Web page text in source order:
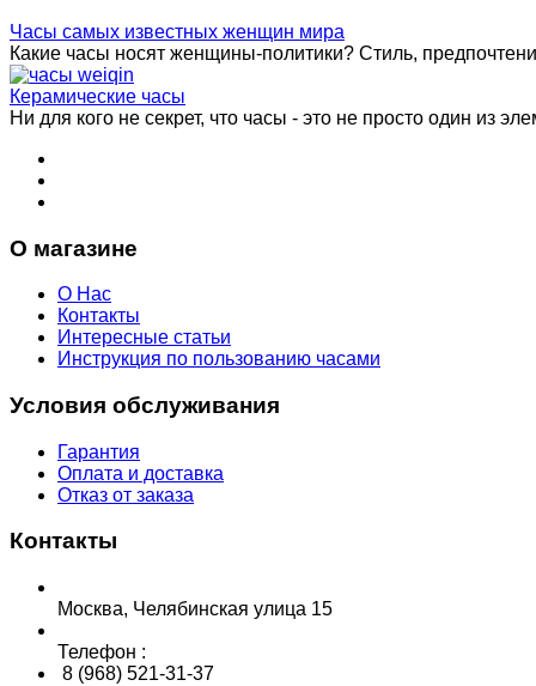
Часы самых известных женщин мира
Какие часы носят женщины-политики? Стиль,
Керамические часы
Ни для кого не секрет, что часы - это не просто один из
О магазине
О Нас
Контакты
Интересные статьи
Инструкция по пользованию часами
Условия обслуживания
Гарантия
Оплата и доставка
Отказ от заказа
Контакты
Москва, Челябинская улица 15
Телефон :
8 (968) 521-31-37